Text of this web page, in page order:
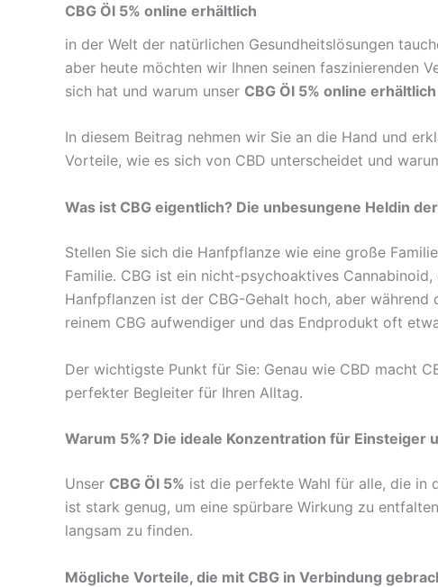
CBG Öl 5% online erhältlich
in der Welt der natürlichen Gesundheitslösungen
aber heute möchten wir Ihnen seinen faszinierenden
sich hat und warum unser CBG Öl 5% online erhältlich
In diesem Beitrag nehmen wir Sie an die Hand und
Vorteile, wie es sich von CBD unterscheidet und
Was ist CBG eigentlich? Die unbesungene Heldin
Stellen Sie sich die Hanfpflanze wie eine große
Familie. CBG ist ein nicht-psychoaktives
Hanfpflanzen ist der CBG-Gehalt hoch, aber
reinem CBG aufwendiger und das Endprodukt oft
Der wichtigste Punkt für Sie: Genau wie CBD macht
perfekter Begleiter für Ihren Alltag.
Warum 5%? Die ideale Konzentration für Einsteiger
Unser CBG Öl 5% ist die perfekte Wahl für alle, die in
ist stark genug, um eine spürbare Wirkung zu
langsam zu finden.
Mögliche Vorteile, die mit CBG in Verbindung